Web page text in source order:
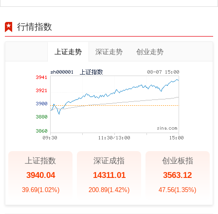
行情指数
上证走势 深证走势 创业走势
上证指数
3940.04
39.69(1.02%)
深证成指
14311.01
200.89(1.42%)
创业板指
3563.12
47.56(1.35%)